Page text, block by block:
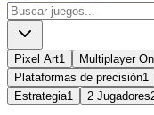
Pixel Art1 Multiplayer
Plataformas de precisión1
Estrategia1 2 Jugadores